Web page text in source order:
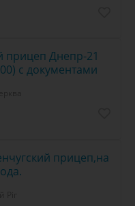
прицеп Днепр-21
с документами
прицеп,на